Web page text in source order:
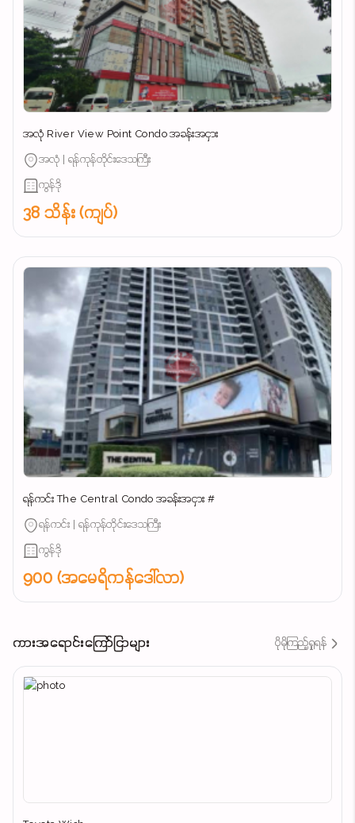
အလုံ River View Point Condo အခန်းအငှား
အလုံ | ရန်ကုန်တိုင်းဒေသကြီး
ကွန်ဒို
38 သိန်း (ကျပ်)
ရန်ကင်း The Central Condo အခန်းအငှား #
ရန်ကင်း | ရန်ကုန်တိုင်းဒေသကြီး
ကွန်ဒို
900 (အမေရိကန်ဒေါ်လာ)
ကားအရောင်းကြော်ငြာများ ပိုမိုကြည့်ရှုရန်